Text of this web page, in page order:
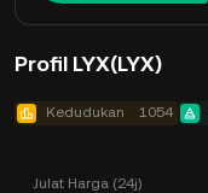
Profil LYX(LYX)
Kedudukan 1054
Julat Harga (24j)